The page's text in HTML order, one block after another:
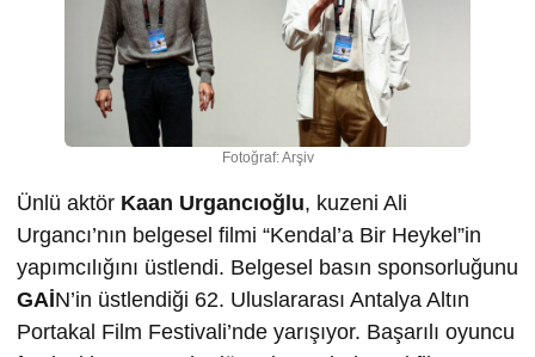
Fotoğraf: Arşiv
Ünlü aktör Kaan Urgancıoğlu, kuzeni Ali
Urgancı’nın belgesel filmi “Kendal’a Bir Heykel”in
yapımcılığını üstlendi. Belgesel basın sponsorluğunu
GAİN’in üstlendiği 62. Uluslararası Antalya Altın
Portakal Film Festivali’nde yarışıyor. Başarılı oyuncu